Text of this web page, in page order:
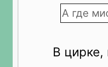
А где
В цирке,